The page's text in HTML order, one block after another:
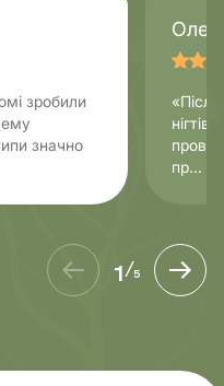
зробили
значно
пр...
1/5